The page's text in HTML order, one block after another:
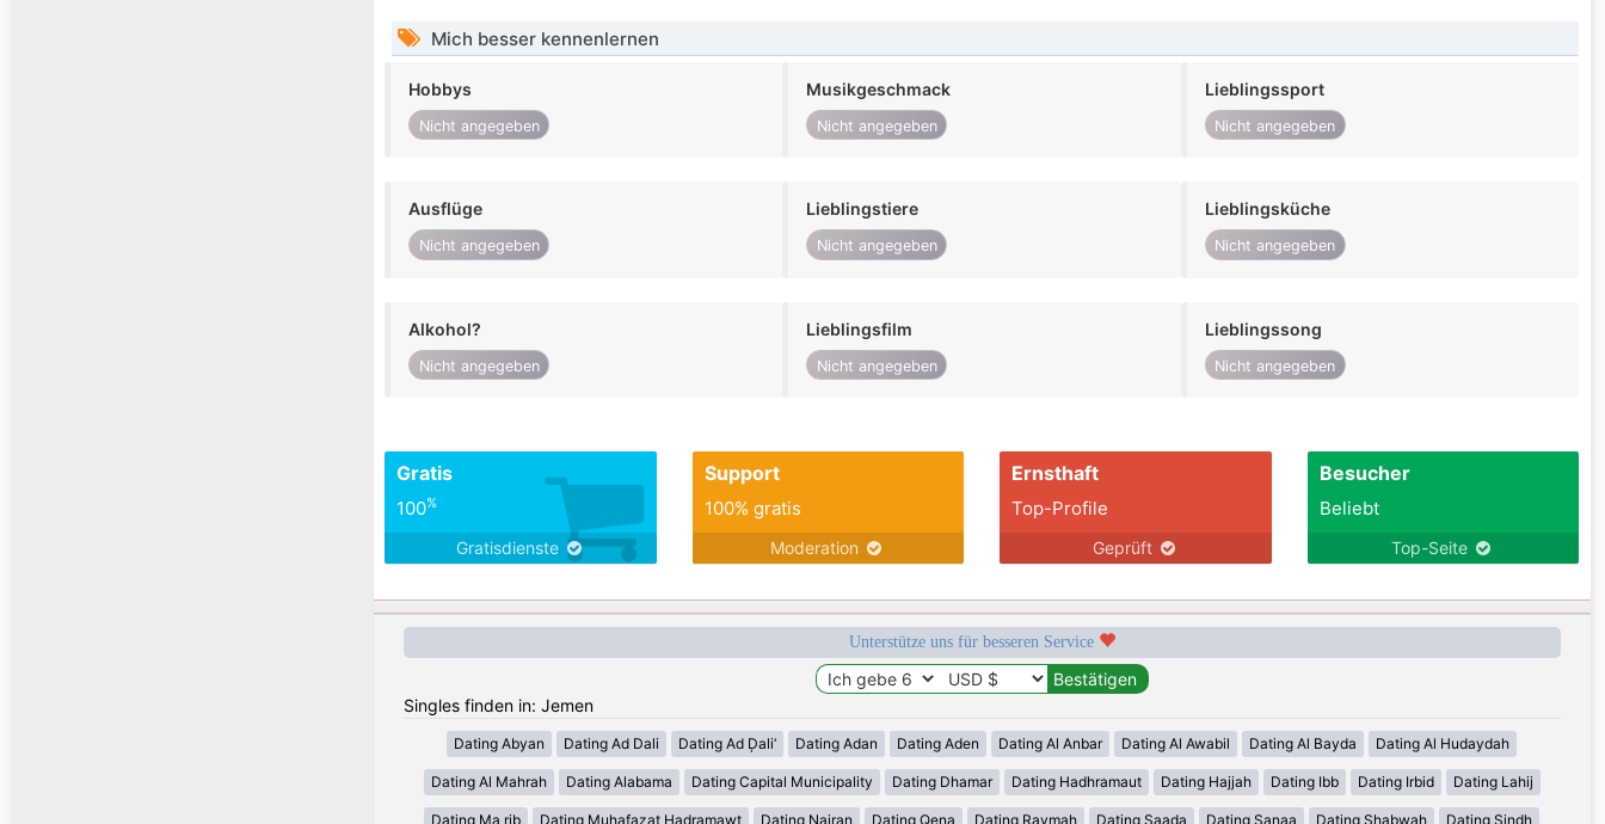
Mich besser kennenlernen
Hobbys
Nicht angegeben
Musikgeschmack
Nicht angegeben
Lieblingssport
Nicht angegeben
Ausflüge
Nicht angegeben
Lieblingstiere
Nicht angegeben
Lieblingsküche
Nicht angegeben
Alkohol?
Nicht angegeben
Lieblingsfilm
Nicht angegeben
Lieblingssong
Nicht angegeben
Gratis
100%
Gratisdienste
Support
100% gratis
Moderation
Ernsthaft
Top-Profile
Geprüft
Besucher
Beliebt
Top-Seite
Unterstütze uns für besseren Service
Singles finden in: Jemen
Dating Abyan Dating Ad Dali Dating Ad Ḑali‘ Dating Adan Dating Aden Dating Al Anbar Dating Al Awabil Dating Al Bayda Dating Al Hudaydah
Dating Al Mahrah Dating Alabama Dating Capital Municipality Dating Dhamar Dating Hadhramaut Dating Hajjah Dating Ibb Dating Irbid Dating Lahij
Dating Ma rib Dating Muhafazat Hadramawt Dating Najran Dating Qena Dating Raymah Dating Saada Dating Sanaa Dating Shabwah Dating Sindh